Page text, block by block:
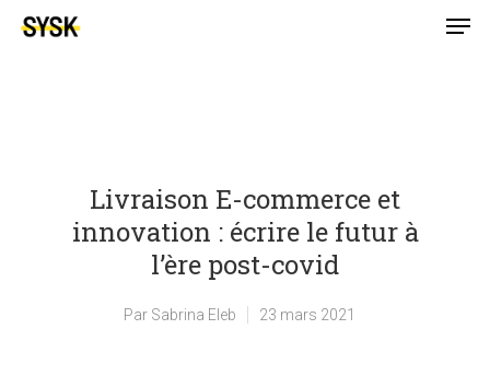
Livraison E-commerce et
innovation : écrire le futur à
l’ère post-covid
Par Sabrina Eleb 23 mars 2021